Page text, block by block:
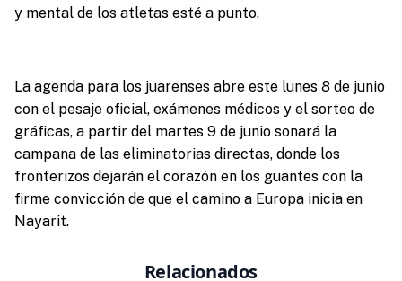
y mental de los atletas esté a punto.
La agenda para los juarenses abre este lunes 8 de junio
con el pesaje oficial, exámenes médicos y el sorteo de
gráficas, a partir del martes 9 de junio sonará la
campana de las eliminatorias directas, donde los
fronterizos dejarán el corazón en los guantes con la
firme convicción de que el camino a Europa inicia en
Nayarit.
Relacionados